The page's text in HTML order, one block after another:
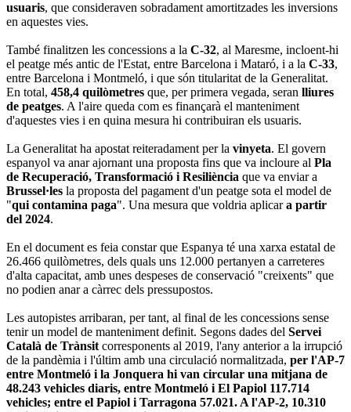
usuaris, que consideraven sobradament amortitzades les inversions
en aquestes vies.
També finalitzen les concessions a la C-32, al Maresme, incloent-hi
el peatge més antic de l'Estat, entre Barcelona i Mataró, i a la C-33,
entre Barcelona i Montmeló, i que són titularitat de la Generalitat.
En total, 458,4 quilòmetres que, per primera vegada, seran lliures
de peatges. A l'aire queda com es finançarà el manteniment
d'aquestes vies i en quina mesura hi contribuiran els usuaris.
La Generalitat ha apostat reiteradament per la vinyeta. El govern
espanyol va anar ajornant una proposta fins que va incloure al Pla
de Recuperació, Transformació i Resiliència que va enviar a
Brussel·les la proposta del pagament d'un peatge sota el model de
"qui contamina paga". Una mesura que voldria aplicara partir
del 2024.
En el document es feia constar que Espanya té una xarxa estatal de
26.466 quilòmetres, dels quals uns 12.000 pertanyen a carreteres
d'alta capacitat, amb unes despeses de conservació "creixents" que
no podien anar a càrrec dels pressupostos.
Les autopistes arribaran, per tant, al final de les concessions sense
tenir un model de manteniment definit. Segons dades del Servei
Català de Trànsit corresponents al 2019, l'any anterior a la irrupció
de la pandèmia i l'últim amb una circulació normalitzada, per l'AP-7
entre Montmeló i la Jonquera hi van circular una mitjana de
48.243 vehicles diaris, entre Montmeló i El Papiol 117.714
vehicles; entre el Papiol i Tarragona 57.021. A l'AP-2, 10.310